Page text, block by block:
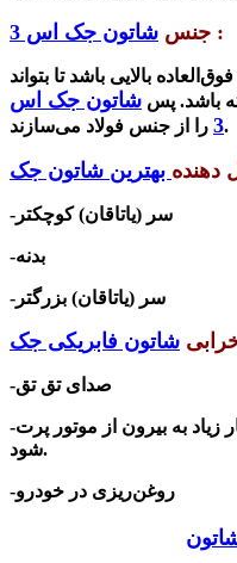
جنس شاتون جک اس 3 :
بالایی باشد تا بتواند
باشد. پس شاتون جک اس
3را از جنس فولاد می‌سازند.
دهنده
-سر (یاتاقان) کوچکتر
-بدنه
-سر (یاتاقان) بزرگتر
-صدای تق تق
-قطعات فلزی شاتون نیز در اثر فشار زیاد به بیرون از موتور پرت
شود.
-روغن‌ریزی در خودرو